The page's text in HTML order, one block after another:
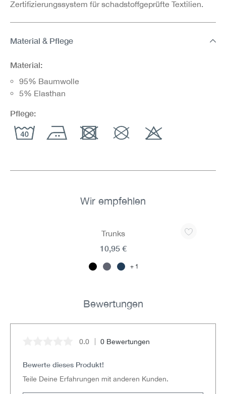
Zertifizierungssystem für schadstoffgeprüfte Textilien.
Material & Pflege
Material:
95% Baumwolle
5% Elasthan
Pflege:
Wir empfehlen
Trunks
1
10,95 €
Bewertungen
Durchschnittliche Bewertung von 0 von 5 Sternen
0.0 0 Bewertungen
Bewerte dieses Produkt!
Teile Deine Erfahrungen mit anderen Kunden.